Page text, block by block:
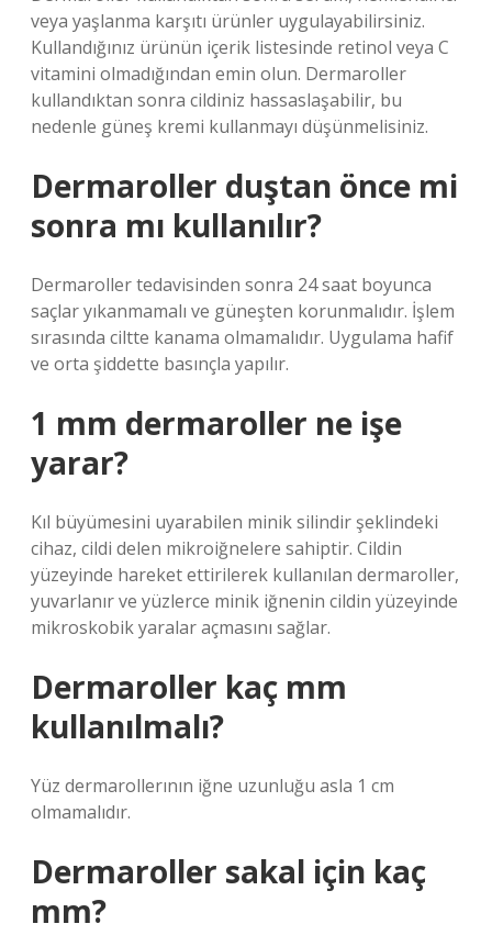
veya yaşlanma karşıtı ürünler uygulayabilirsiniz.
Kullandığınız ürünün içerik listesinde retinol veya C
vitamini olmadığından emin olun. Dermaroller
kullandıktan sonra cildiniz hassaslaşabilir, bu
nedenle güneş kremi kullanmayı düşünmelisiniz.
Dermaroller duştan önce mi
sonra mı kullanılır?
Dermaroller tedavisinden sonra 24 saat boyunca
saçlar yıkanmamalı ve güneşten korunmalıdır. İşlem
sırasında ciltte kanama olmamalıdır. Uygulama hafif
ve orta şiddette basınçla yapılır.
1 mm dermaroller ne işe
yarar?
Kıl büyümesini uyarabilen minik silindir şeklindeki
cihaz, cildi delen mikroiğnelere sahiptir. Cildin
yüzeyinde hareket ettirilerek kullanılan dermaroller,
yuvarlanır ve yüzlerce minik iğnenin cildin yüzeyinde
mikroskobik yaralar açmasını sağlar.
Dermaroller kaç mm
kullanılmalı?
Yüz dermarollerının iğne uzunluğu asla 1 cm
olmamalıdır.
Dermaroller sakal için kaç
mm?